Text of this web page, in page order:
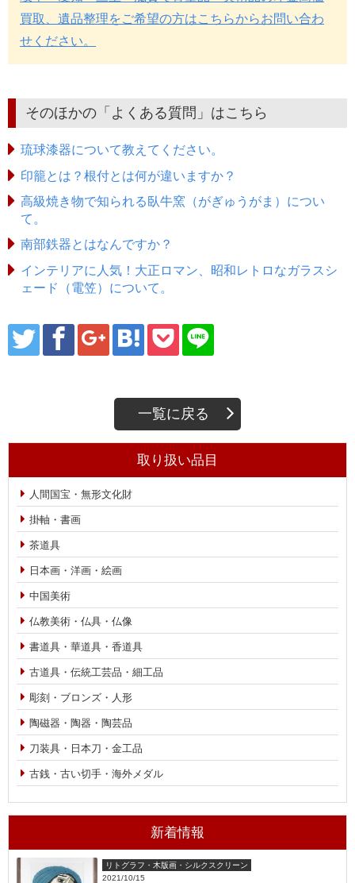
買取、遺品整理をご希望の方はこちらからお問い合わ
せください。
そのほかの「よくある質問」はこちら
琉球漆器について教えてください。
印籠とは？根付とは何が違いますか？
高級焼き物で知られる臥牛窯（がぎゅうがま）につい
て。
南部鉄器とはなんですか？
インテリアに人気！大正ロマン、昭和レトロなガラスシ
ェード（電笠）について。
一覧に戻る
取り扱い品目
人間国宝・無形文化財
掛軸・書画
茶道具
日本画・洋画・絵画
中国美術
仏教美術・仏具・仏像
書道具・華道具・香道具
古道具・伝統工芸品・細工品
彫刻・ブロンズ・人形
陶磁器・陶器・陶芸品
刀装具・日本刀・金工品
古銭・古い切手・海外メダル
新着情報
リトグラフ・木版画・シルクスクリーン
2021/10/15